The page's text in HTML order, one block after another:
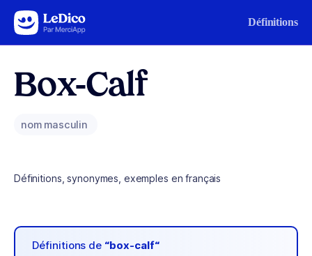
Aller au contenu Définitions
Box-Calf
nom masculin
Définitions, synonymes, exemples en français
Définitions de “box-calf“